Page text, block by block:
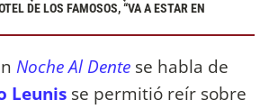
DE LOS FAMOSOS, “VA A ESTAR EN
Noche Al Dente se habla de
Leunis se permitió reír sobre